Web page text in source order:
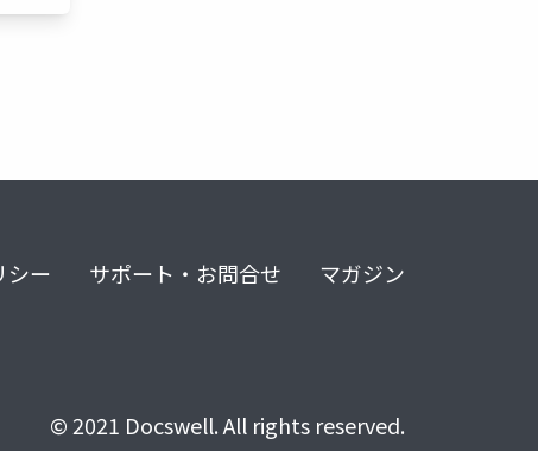
シー サポート・お問合せ マガジン
© 2021 Docswell. All rights reserved.